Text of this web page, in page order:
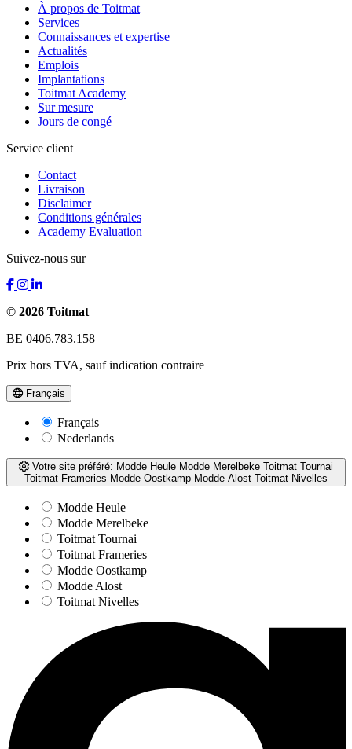
À propos de Toitmat
Services
Connaissances et expertise
Actualités
Emplois
Implantations
Toitmat Academy
Sur mesure
Jours de congé
Service client
Contact
Livraison
Disclaimer
Conditions générales
Academy Evaluation
Suivez-nous sur
© 2026 Toitmat
BE 0406.783.158
Prix hors TVA, sauf indication contraire
Français
Français
Nederlands
Votre site préféré: Modde Heule Modde Merelbeke Toitmat Tournai
Toitmat Frameries Modde Oostkamp Modde Alost Toitmat Nivelles
Modde Heule
Modde Merelbeke
Toitmat Tournai
Toitmat Frameries
Modde Oostkamp
Modde Alost
Toitmat Nivelles